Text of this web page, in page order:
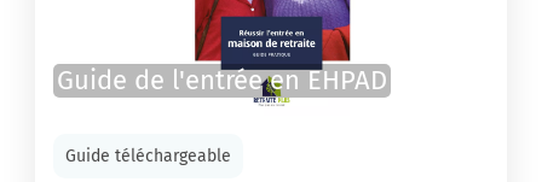
Guide de l'entrée en EHPAD
Guide téléchargeable